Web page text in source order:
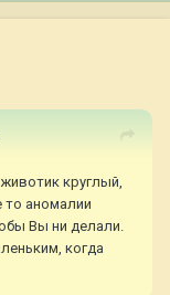
круглый,
то аномалии
Вы ни делали.
когда